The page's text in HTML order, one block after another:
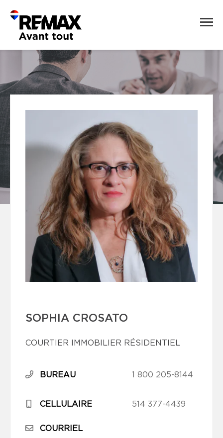
SOPHIA CROSATO
COURTIER IMMOBILIER RÉSIDENTIEL
BUREAU 1 800 205-8144
CELLULAIRE 514 377-4439
COURRIEL